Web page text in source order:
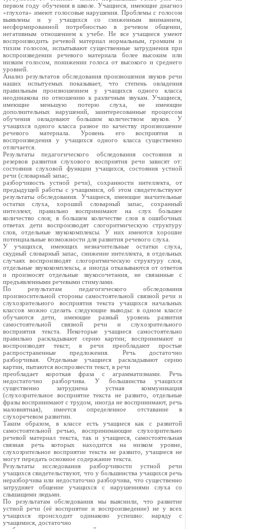
первом году обучения в школе. Учащиеся, имеющие диагноз
«глухота» имеют голосовые нарушения. Проблемы с голосом
выявлены и у учащихся со сниженным вниманием,
несформированной потребностью в речевом общении,
негативным отношением к учебе. Не все учащиеся умеют
воспроизводить речевой материал нормальным, громким и
тихим голосом, испытывают существенные затруднения при
воспроизведении речевого материала более высоким или
низким голосом, понижении голоса от высокого и среднего
уровней.
Анализ результатов обследования произношения звуков речи
наших испытуемых показывает, что степень овладения
правильным произношением у учащихся одного класса
неодинакова по отношению к различным звукам. Учащиеся,
имеющие меньшую потерю слуха, не имеющие
дополнительных нарушений, заинтересованные процессом
обучения овладевают большим количеством звуков. У
учащихся одного класса разное по качеству произношение
речевого материала. Уровень его восприятия и
воспроизведения у учащихся одного класса существенно
отличается.
Результаты педагогического обследования состояния и
резервов развития слухового восприятия речи зависят от:
состояния слуховой функции учащихся, состояния устной
речи (словарный запас,
разборчивость устной речи), сохранности интеллекта, от
предыдущей работы с учащимися, об этом свидетельствуют
результаты обследования. Учащиеся, имеющие значительные
остатки слуха, хороший словарный запас, сохранный
интеллект, правильно воспринимают на слух большее
количество слов; в большем количестве слов в ошибочных
ответах дети воспроизводят слогоритмическую структуру
слов, отдельные звукокомплексы. У них имеются хорошие
потенциальные возможности для развития речевого слуха.
У учащихся, имеющих незначительные остатки слуха,
скудный словарный запас, снижение интеллекта, в отдельных
случаях воспроизводят слогоритмическую структуру слов,
отдельные звукокомплексы, а иногда отказываются от ответов
и произносят отдельные звукосочетания, не связанные с
предъявленными речевыми стимулами.
По результатам педагогического обследования
произносительной стороны самостоятельной связной речи и
слухозрительного восприятия текста учащихся начальных
классов можно сделать следующие выводы: в одном классе
обучаются дети, имеющие разный уровень развития
самостоятельной связной речи и слухозрительного
восприятия текста. Некоторые учащиеся самостоятельно
правильно раскладывают серию картин; воспринимают и
воспроизводят текст; в речи преобладают простые
распространенные предложения. Речь достаточно
разборчивая. Отдельные учащиеся раскладывают серию
картин, пытаются воспрозвести текст, в речи
преобладает короткая фраза с аграмматизмами. Речь
недостаточно разборчива. У большинства учащихся
существенно затруднена устная коммуникация
(слухозрительное восприятие текста не развито, отдельные
фразы воспринимают с трудом, иногда не воспринимают, речь
маловнятная), имеется определенное отставание в
слухоречевом развитии.
Таким образом, в классе есть учащиеся как с развитой
самостоятельной речью, воспринимающие слухозрительно
речевой материал текста, так и учащиеся, самостоятельная
связная речь которых находится на низком уровне,
слухозрительное восприятие текста не развито, учащиеся не
могут передать основное содержание текста.
Результаты исследования разборчивости устной речи
учащихся свидетельствуют, что у большинства учащихся речь
неразборчива или недостаточно разборчива, что существенно
затрудняет общение учащихся с нарушениями слуха со
слышащими людьми.
По результатам обследования мы выяснили, что развитие
устной речи (её восприятие и воспроизведение) не у всех
учащихся происходит одинаково успешно: наряду с
учащимися, достаточно